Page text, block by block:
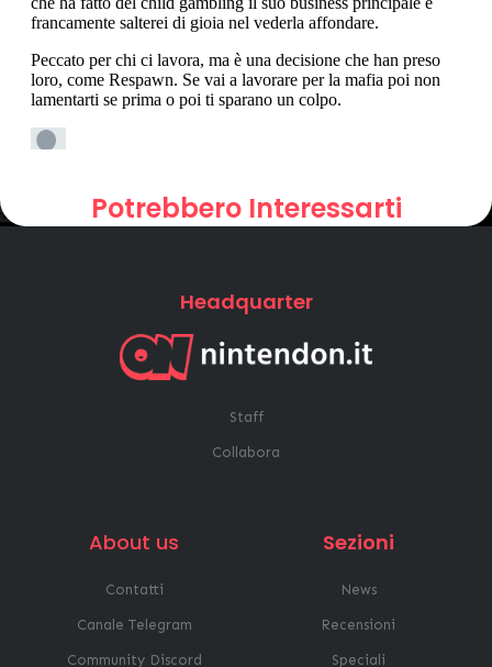
Potrebbero Interessarti
Headquarter
Staff
Collabora
About us
Contatti
Canale Telegram
Community Discord
Sezioni
News
Recensioni
Speciali